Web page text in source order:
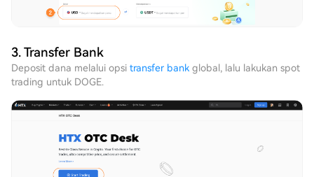
3. Transfer Bank
Deposit dana melalui opsi transfer bank global, lalu lakukan spot
trading untuk DOGE.